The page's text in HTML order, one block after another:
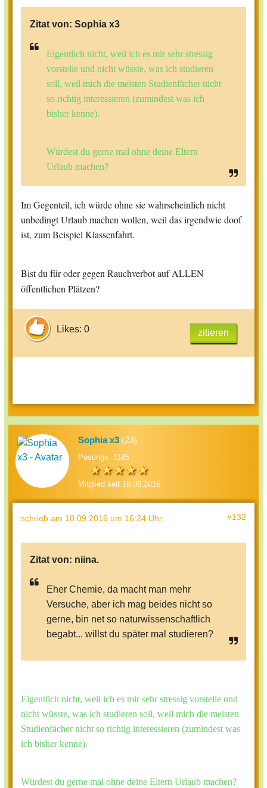
Zitat von: Sophia x3
Eigentlich nicht, weil ich es mir sehr stressig
vorstelle und nicht wüsste, was ich studieren
soll, weil mich die meisten Studienfächer nicht
so richtig interessieren (zumindest was ich
bisher kenne).
Würdest du gerne mal ohne deine Eltern
Urlaub machen?
Im Gegenteil, ich würde ohne sie wahrscheinlich nicht
unbedingt Urlaub machen wollen, weil das irgendwie doof
ist, zum Beispiel Klassenfahrt.
Bist du für oder gegen Rauchverbot auf ALLEN
öffentlichen Plätzen?
Likes: 0 zitieren
Sophia x3 (23)
Postings: 1145
Mitglied seit 18.06.2016
schrieb am 18.09.2016 um 16:24 Uhr: #132
Zitat von: niina.
Eher Chemie, da macht man mehr
Versuche, aber ich mag beides nicht so
gerne, bin net so naturwissenschaftlich
begabt... willst du später mal studieren?
Eigentlich nicht, weil ich es mir sehr stressig vorstelle und
nicht wüsste, was ich studieren soll, weil mich die meisten
Studienfächer nicht so richtig interessieren (zumindest was
ich bisher kenne).
Würdest du gerne mal ohne deine Eltern Urlaub machen?